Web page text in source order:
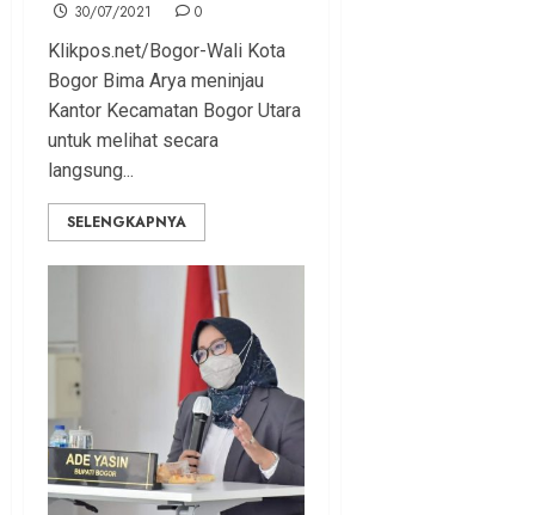
30/07/2021 0
Klikpos.net/Bogor-Wali Kota
Bogor Bima Arya meninjau
Kantor Kecamatan Bogor Utara
untuk melihat secara
langsung...
SELENGKAPNYA